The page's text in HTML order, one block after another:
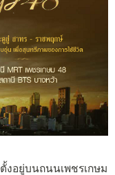
ตั้งอยู่บนถนนเพชรเกษม